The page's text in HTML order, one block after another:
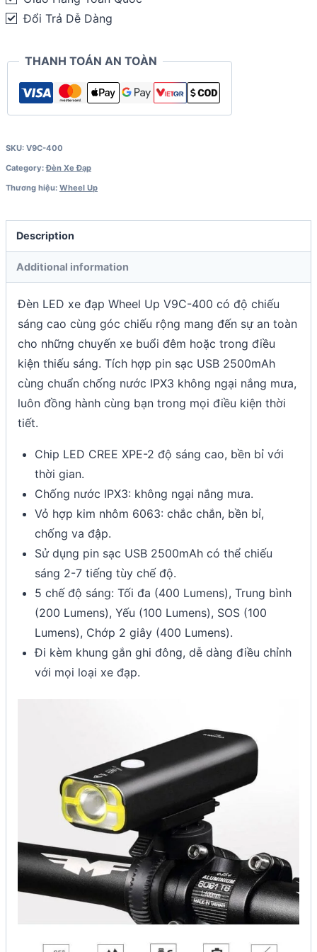
Đổi Trả Dễ Dàng
THANH TOÁN AN TOÀN
SKU: V9C-400
Category:Đèn Xe Đạp
Thương hiệu: Wheel Up
Description
Additional information
Đèn LED xe đạp Wheel Up V9C-400 có độ chiếu
sáng cao cùng góc chiếu rộng mang đến sự an toàn
cho những chuyến xe buổi đêm hoặc trong điều
kiện thiếu sáng. Tích hợp pin sạc USB 2500mAh
cùng chuẩn chống nước IPX3 không ngại nắng mưa,
luôn đồng hành cùng bạn trong mọi điều kiện thời
tiết.
Chip LED CREE XPE-2 độ sáng cao, bền bỉ với
thời gian.
Chống nước IPX3: không ngại nắng mưa.
Vỏ hợp kim nhôm 6063: chắc chắn, bền bỉ,
chống va đập.
Sử dụng pin sạc USB 2500mAh có thể chiếu
sáng 2-7 tiếng tùy chế độ.
5 chế độ sáng: Tối đa (400 Lumens), Trung bình
(200 Lumens), Yếu (100 Lumens), SOS (100
Lumens), Chớp 2 giây (400 Lumens).
Đi kèm khung gắn ghi đông, dễ dàng điều chỉnh
với mọi loại xe đạp.